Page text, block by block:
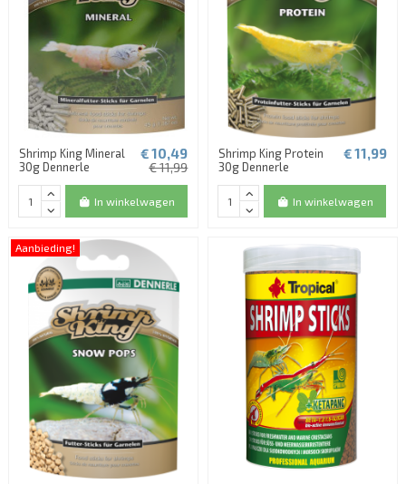
Shrimp King Mineral
30g Dennerle
€ 10,49
€ 11,99
In winkelwagen
Shrimp King Protein
30g Dennerle
€ 11,99
In winkelwagen
Aanbieding!